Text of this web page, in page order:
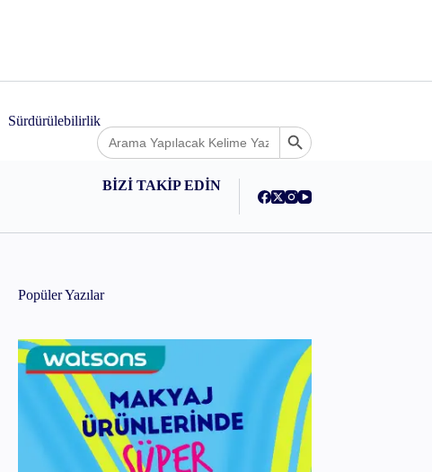
Sürdürülebilirlik
Search
for:
Search Button
BİZİ TAKİP EDİN
Popüler Yazılar